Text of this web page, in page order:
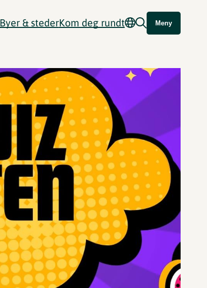
Byer & stederKom deg rundt Meny